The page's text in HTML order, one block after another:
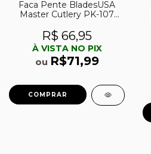
Faca Pente BladesUSA
Master Cutlery PK-107
R$ 66,95
À VISTA NO PIX
ou R$71,99